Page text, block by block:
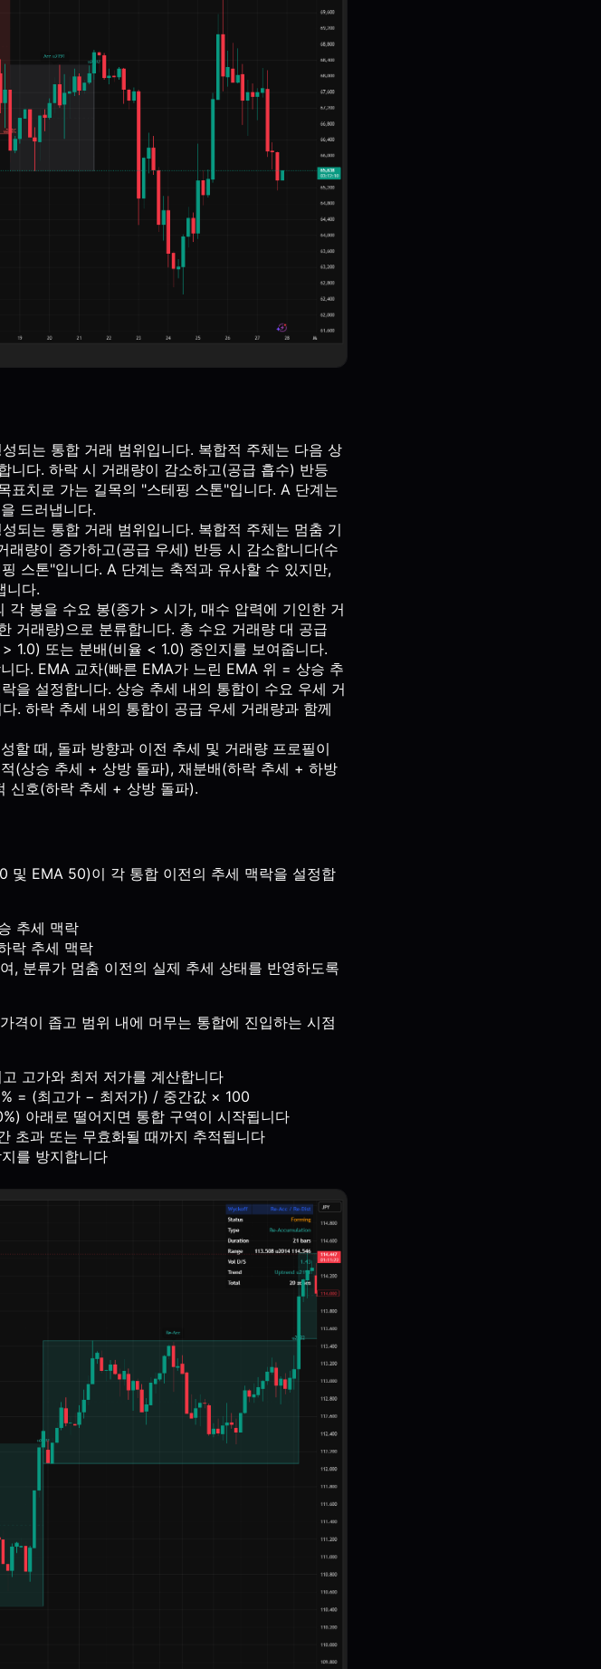
되는 통합 거래 범위입니다. 복합적 주체는 다음 상
니다. 하락 시 거래량이 감소하고(공급 흡수) 반등
표치로 가는 길목의 "스테핑 스톤"입니다. A 단계는
드러냅니다.
되는 통합 거래 범위입니다. 복합적 주체는 멈춤 기
량이 증가하고(공급 우세) 반등 시 감소합니다(수
스톤"입니다. A 단계는 축적과 유사할 수 있지만,
니다.
봉을 수요 봉(종가 > 시가, 매수 압력에 기인한 거
거래량)으로 분류합니다. 총 수요 거래량 대 공급
1.0) 또는 분배(비율 < 1.0) 중인지를 보여줍니다.
다. EMA 교차(빠른 EMA가 느린 EMA 위 = 상승 추
을 설정합니다. 상승 추세 내의 통합이 수요 우세 거
. 하락 추세 내의 통합이 공급 우세 거래량과 함께
할 때, 돌파 방향과 이전 추세 및 거래량 프로필이
(상승 추세 + 상방 돌파), 재분배(하락 추세 + 하방
신호(하락 추세 + 상방 돌파).
및 EMA 50)이 각 통합 이전의 추세 맥락을 설정합
추세 맥락
락 추세 맥락
, 분류가 멈춤 이전의 실제 추세 상태를 반영하도록
격이 좁고 범위 내에 머무는 통합에 진입하는 시점
고가와 최저 저가를 계산합니다
= (최고가 − 최저가) / 중간값 × 100
아래로 떨어지면 통합 구역이 시작됩니다
초과 또는 무효화될 때까지 추적됩니다
를 방지합니다